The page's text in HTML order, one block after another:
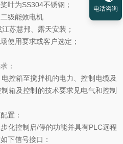
叶为SS304不锈钢；
级能效电机
江苏慧邦、露天安装；
使用要求或客户选定；
：
控箱至搅拌机的电力、控制电缆及
箱及控制的技术要求见电气和控制
置：
化控制启/停的功能并具有PLC远程
下信号接口：
电话咨询